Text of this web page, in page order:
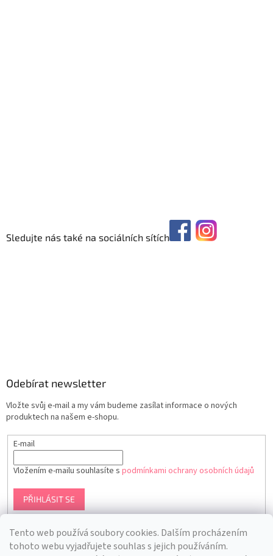
Tento web používá soubory cookies. Dalším procházením
tohoto webu vyjadřujete souhlas s jejich používáním.
Sledujte nás také na sociálních sítích
Odebírat newsletter
Vložte svůj e-mail a my vám budeme zasílat informace o nových
produktech na našem e-shopu.
E-mail
Vložením e-mailu souhlasíte s podmínkami ochrany osobních údajů
PŘIHLÁSIT SE